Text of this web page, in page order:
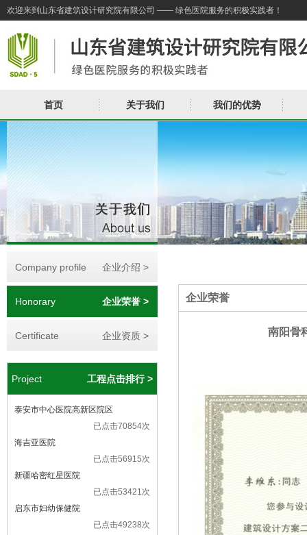
欢迎来到山东省建筑设计研究院有限公司 —— 绿色医院服务的积极实践者！
首页 关于我们 我们的优势
Company profile 企业介绍 >
Honorary 企业荣誉 >
Certificate 企业资质 >
Project 工程点击排行 >
泰安市中心医院高新区院区
已点击70854次
海吉亚医院
已点击56915次
新疆哈密红星医院
已点击53421次
启东市妇幼保健院
已点击49238次
企业荣誉
南阳骨